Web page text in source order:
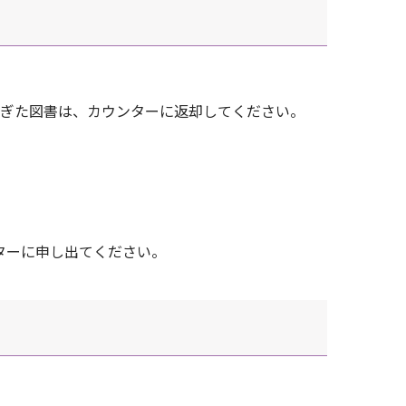
図書は、カウンターに返却してください。
に申し出てください。